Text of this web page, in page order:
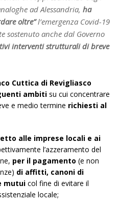
ad Alessandria, ha
oltre”l’emergenza Covid-19
sostenuto anche dal Governo
interventi strutturali di breve
Cuttica di Revigliasco
ambiti su cui concentrare
e medio termine richiesti al
alle imprese locali e ai
l’azzeramento del
per il pagamento (e non
di affitti, canoni di
mutui col fine di evitare il
locale;